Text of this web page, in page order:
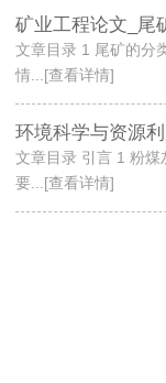
矿业工程论文_尾
文章目录 1 尾矿的分
情...[查看详情]
环境科学与资源
文章目录 引言 1 粉煤
要...[查看详情]